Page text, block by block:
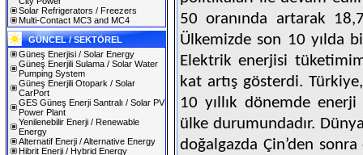
Solar Refrigerators / Freezers
Multi-Contact MC3 and MC4
GÜNCEL / SEKTÖREL
Güneş Enerjisi / Solar Energy
Güneş Enerjili Sulama / Solar Water
Pumping System
Güneş Enerjili Otopark / Solar
CarPort
GES Güneş Enerji Santralı / Solar PV
Power Plant
Yenilenebilir Enerji / Renewable
Energy
Alternatif Enerji / Alternative Energy
Hibrit Enerji / Hybrid Energy
50 oranında artarak
Ülkemizde son 10 yılda
Elektrik enerjisi
kat artış gösterdi.
10 yıllık dönemde enerji
ülke durumundadır.
doğalgazda Çin’den